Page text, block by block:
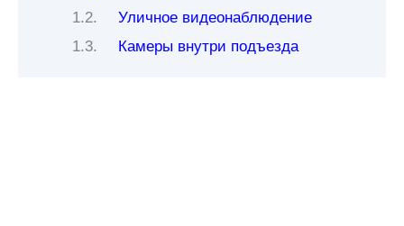
Уличное видеонаблюдение
Камеры внутри подъезда